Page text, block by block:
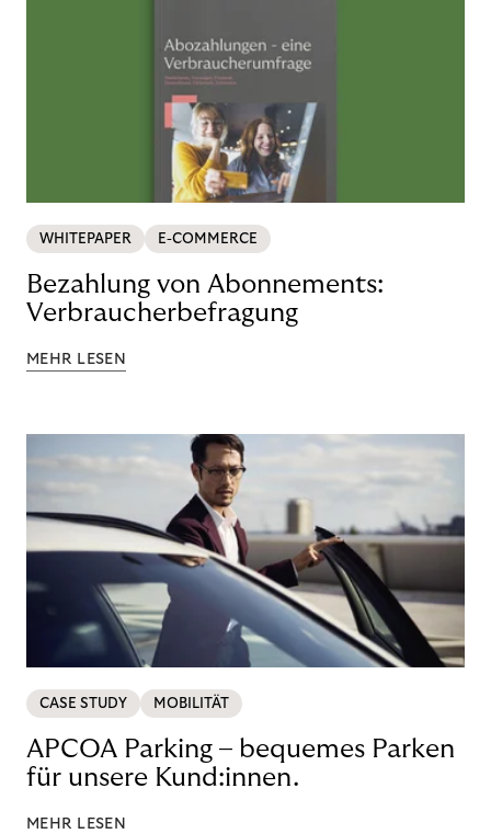
WHITEPAPER E-COMMERCE
Bezahlung von Abonnements:
Verbraucherbefragung
MEHR LESEN
CASE STUDY MOBILITÄT
APCOA Parking – bequemes Parken
für unsere Kund:innen.
MEHR LESEN